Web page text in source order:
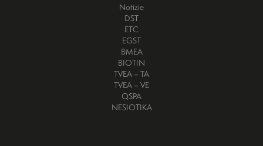
Notizie
DST
ETC
EGST
BMEA
BIOTIN
TVEA – TA
TVEA – VE
QSPA
NESIOTIKA